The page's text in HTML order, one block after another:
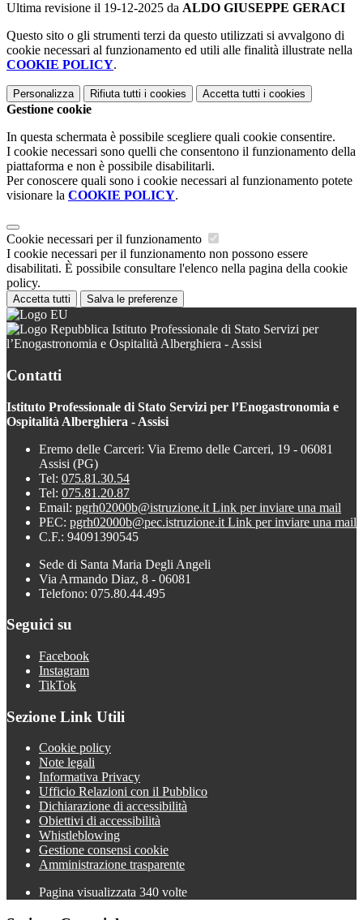
Ultima revisione il 19-12-2025 da ALDO GIUSEPPE GERACI
Questo sito o gli strumenti terzi da questo utilizzati si avvalgono di
cookie necessari al funzionamento ed utili alle finalità illustrate nella
COOKIE POLICY.
Personalizza Rifiuta tutti i cookies Accetta tutti i cookies
Gestione cookie
In questa schermata è possibile scegliere quali cookie consentire.
I cookie necessari sono quelli che consentono il funzionamento della
piattaforma e non è possibile disabilitarli.
Per conoscere quali sono i cookie necessari al funzionamento potete
visionare la COOKIE POLICY.
Cookie necessari per il funzionamento
I cookie necessari per il funzionamento non possono essere
disabilitati. È possibile consultare l'elenco nella pagina della cookie
policy.
Accetta tutti Salva le preferenze
Istituto Professionale di Stato Servizi per
l’Enogastronomia e Ospitalità Alberghiera - Assisi
Contatti
Istituto Professionale di Stato Servizi per l’Enogastronomia e
Ospitalità Alberghiera - Assisi
Eremo delle Carceri: Via Eremo delle Carceri, 19 - 06081
Assisi (PG)
Tel: 075.81.30.54
Tel: 075.81.20.87
Email: pgrh02000b@istruzione.it Link per inviare una mail
PEC: pgrh02000b@pec.istruzione.it Link per inviare una mail
C.F.: 94091390545
Sede di Santa Maria Degli Angeli
Via Armando Diaz, 8 - 06081
Telefono: 075.80.44.495
Seguici su
Facebook
Instagram
TikTok
Sezione Link Utili
Cookie policy
Note legali
Informativa Privacy
Ufficio Relazioni con il Pubblico
Dichiarazione di accessibilità
Obiettivi di accessibilità
Whistleblowing
Gestione consensi cookie
Amministrazione trasparente
Pagina visualizzata 340 volte